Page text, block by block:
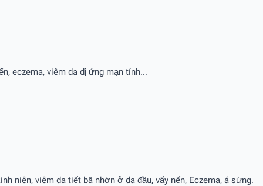
eczema, viêm da dị ứng mạn tính...
niên, viêm da tiết bã nhờn ở da đầu, vẩy nến, Eczema, á sừng.